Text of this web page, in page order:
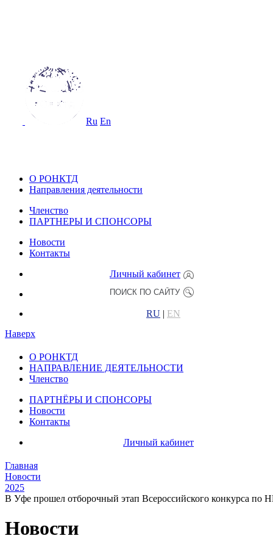
Ru En
О РОНКТД
Направления деятельности
Членство
ПАРТНЕРЫ И СПОНСОРЫ
Новости
Контакты
Личный кабинет
RU | EN
Наверх
О РОНКТД
НАПРАВЛЕНИЕ ДЕЯТЕЛЬНОСТИ
Членство
ПАРТНЁРЫ И СПОНСОРЫ
Новости
Контакты
Личный кабинет
Главная
Новости
2025
В Уфе прошел отборочный этап Всероссийского конкурса по
Новости